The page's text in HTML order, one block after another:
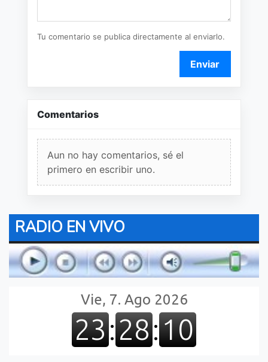
Tu comentario se publica directamente al enviarlo.
Enviar
Comentarios
Aun no hay comentarios, sé el
primero en escribir uno.
RADIO EN VIVO